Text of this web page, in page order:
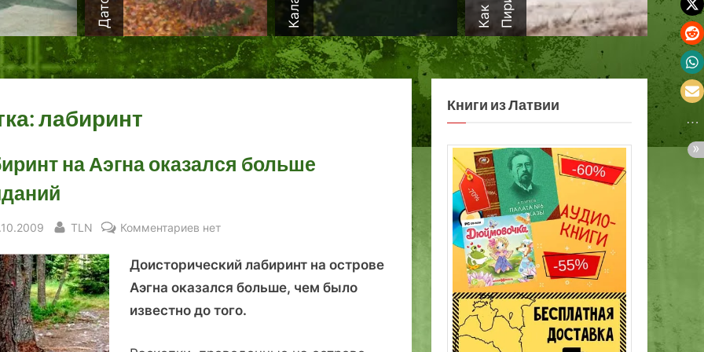
лабиринт
на Аэгна оказался больше
By
TLN Комментариев к
Лабиринт
на
Аэгна
нет
Доисторический лабиринт на острове
Аэгна оказался больше, чем было
известно до того.
Книги из Латвии